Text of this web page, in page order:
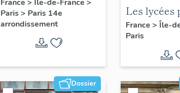
France > Île-de-France >
Paris> Paris 14e
arrondissement
Les lycées
de Jean-
Dondel et
France > Île-
Paris
Dossier